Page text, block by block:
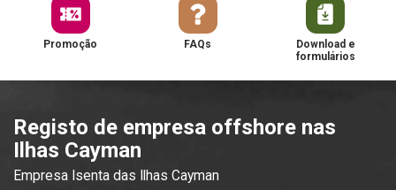
Promoção FAQs
Download e
formulários
Registo de empresa offshore nas
Ilhas Cayman
Empresa Isenta das Ilhas Cayman